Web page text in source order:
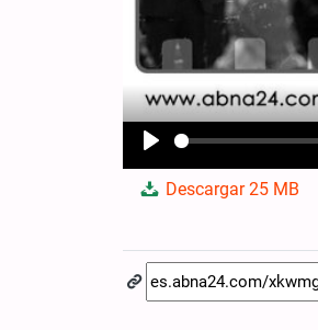
Play
Descargar25 MB